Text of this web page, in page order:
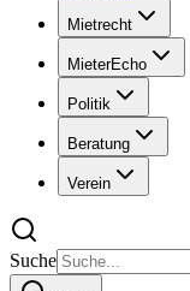
Mietrecht
MieterEcho
Politik
Beratung
Verein
Suche